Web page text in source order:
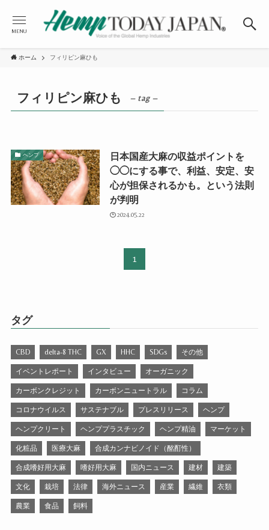
MENU
ホーム フィリピン麻ひも
フィリピン麻ひも – tag –
ヘンプ
日本国産大麻の収益ポイントを
◯◯にする事で、利益、安定、安
心が担保されるかも。という法則
が判明
2024.05.22
1
タグ
CBD delta-8 THC GX HHC SDGs その他
イベントレポート インタビュー オーガニック
カーボンクレジット カーボンニュートラル コラム
コロナウイルス サステナブル プレスリリース ヘンプ
ヘンプクリート ヘンププラスチック ヘンプ精油 マーケット
化粧品 医療大麻 合成カンナビノイド（酩酊性）
合成嗜好用大麻 嗜好用大麻 国内ニュース 建材 建築
文化 栽培 法律 海外ニュース 産業 繊維 衣類
農業 食品 飼料